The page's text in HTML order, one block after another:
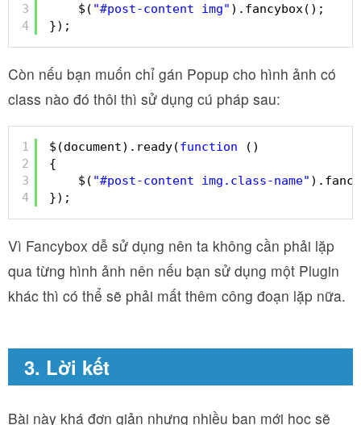
3
4
$( "#post-content img" ).fancybox();
});
Còn nếu bạn muốn chỉ gán Popup cho hình ảnh có
class nào đó thôi thì sử dụng cú pháp sau:
1
2
3
4
$(document).ready(function
()
{
$( "#post-content img.class-name"
});
Vì Fancybox dễ sử dụng nên ta không cần phải lặp
qua từng hình ảnh nên nếu bạn sử dụng một Plugin
khác thì có thể sẽ phải mất thêm công đoạn lặp nữa.
3. Lời kết
Bài này khá đơn giản nhưng nhiều bạn mới học sẽ